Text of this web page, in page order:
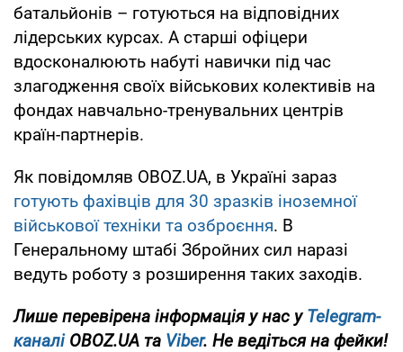
батальйонів – готуються на відповідних
лідерських курсах. А старші офіцери
вдосконалюють набуті навички під час
злагодження своїх військових колективів на
фондах навчально-тренувальних центрів
країн-партнерів.
Як повідомляв OBOZ.UA, в Україні зараз
готують фахівців для 30 зразків іноземної
військової техніки та озброєння. В
Генеральному штабі Збройних сил наразі
ведуть роботу з розширення таких заходів.
Лише перевірена інформація у нас уTelegram-
каналіOBOZ.UA та Viber. Не ведіться на фейки!